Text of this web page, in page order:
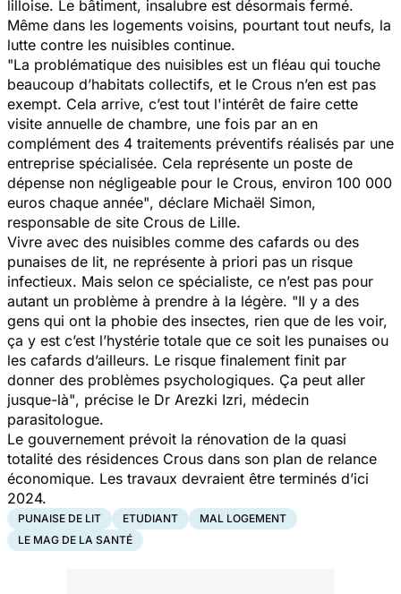
lilloise. Le bâtiment, insalubre est désormais fermé.
Même dans les logements voisins, pourtant tout neufs, la
lutte contre les nuisibles continue.
"La problématique des nuisibles est un fléau qui touche
beaucoup d’habitats collectifs, et le Crous n’en est pas
exempt. Cela arrive, c’est tout l'intérêt de faire cette
visite annuelle de chambre, une fois par an en
complément des 4 traitements préventifs réalisés par une
entreprise spécialisée. Cela représente un poste de
dépense non négligeable pour le Crous, environ 100 000
euros chaque année", déclare Michaël Simon,
responsable de site Crous de Lille.
Vivre avec des nuisibles comme des cafards ou des
punaises de lit, ne représente à priori pas un risque
infectieux. Mais selon ce spécialiste, ce n’est pas pour
autant un problème à prendre à la légère. "Il y a des
gens qui ont la phobie des insectes, rien que de les voir,
ça y est c’est l’hystérie totale que ce soit les punaises ou
les cafards d’ailleurs. Le risque finalement finit par
donner des problèmes psychologiques. Ça peut aller
jusque-là", précise le Dr Arezki Izri, médecin
parasitologue.
Le gouvernement prévoit la rénovation de la quasi
totalité des résidences Crous dans son plan de relance
économique. Les travaux devraient être terminés d’ici
2024.
PUNAISE DE LIT ETUDIANT
MAL LOGEMENT
LE MAG DE LA SANTÉ